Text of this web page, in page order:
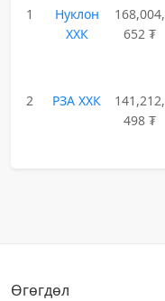
1
Нуклон
ХХК
168,004,
652 ₮
2
РЗА ХХК
141,212,
498 ₮
Өгөгдөл